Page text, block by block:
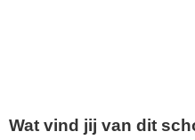
Wat vind jij van dit